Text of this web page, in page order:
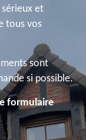
sérieux et
tous vos
sont
si possible.
formulaire